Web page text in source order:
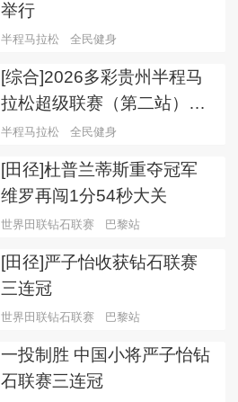
举行
半程马拉松 全民健身
[综合]2026多彩贵州半程马
拉松超级联赛（第二站）举
行
半程马拉松 全民健身
[田径]杜普兰蒂斯重夺冠军
维罗再闯1分54秒大关
世界田联钻石联赛 巴黎站
[田径]严子怡收获钻石联赛
三连冠
世界田联钻石联赛 巴黎站
一投制胜 中国小将严子怡钻
石联赛三连冠